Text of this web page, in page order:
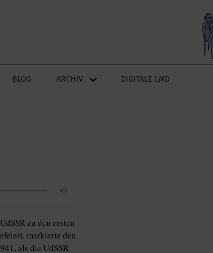
BLOG ARCHIV DIGITALE LMD
zu den ersten
markierte den
als die UdSSR